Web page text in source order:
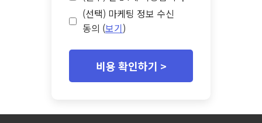
(선택) 마케팅 정보 수신
동의 (보기)
비용 확인하기 >